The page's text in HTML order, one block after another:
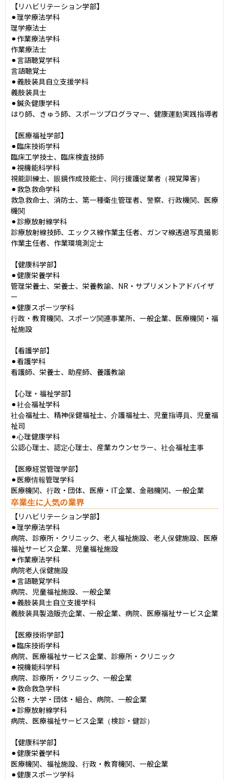
【リハビリテーション学部】
⚫︎理学療法学科
理学療法士
⚫︎作業療法学科
作業療法士
⚫︎言語聴覚学科
言語聴覚士
⚫︎義肢装具自立支援学科
義肢装具士
⚫︎鍼灸健康学科
はり師、きゅう師、スポーツプログラマー、健康運動実践指導者
【医療福祉学部】
⚫︎臨床技術学科
臨床工学技士、臨床検査技師
⚫︎視機能科学科
視能訓練士、眼鏡作成技能士、同行援護従業者（視覚障害）
⚫︎救急救命学科
救急救命士、消防士、第一種衛生管理者、警察、行政機関、医療
機関
⚫︎診療放射線学科
診療放射線技師、エックス線作業主任者、ガンマ線透過写真撮影
作業主任者、作業環境測定士
【健康科学部】
⚫︎健康栄養学科
管理栄養士、栄養士、栄養教諭、NR・サプリメントアドバイザ
ー
⚫︎健康スポーツ学科
行政・教育機関、スポーツ関連事業所、一般企業、医療機関・福
祉施設
【看護学部】
⚫︎看護学科
看護師、栄養士、助産師、養護教諭
【心理・福祉学部】
⚫︎社会福祉学科
社会福祉士、精神保健福祉士、介護福祉士、児童指導員、児童福
祉司
⚫︎心理健康学科
公認心理士、認定心理士、産業カウンセラー、社会福祉主事
【医療経営管理学部】
⚫︎医療情報管理学科
医療機関、行政・団体、医療・IT企業、金融機関、一般企業
卒業生に人気の業界
【リハビリテーション学部】
⚫︎理学療法学科
病院、診療所・クリニック、老人福祉施設、老人保健施設、医療
福祉サービス企業、児童福祉施設
⚫︎作業療法学科
病院老人保健施設
⚫︎言語聴覚学科
病院、児童福祉施設、一般企業
⚫︎義肢装具士自立支援学科
義肢装具製造販売企業、一般企業、病院、医療福祉サービス企業
【医療技術学部】
⚫︎臨床技術学科
病院、医療福祉サービス企業、診療所・クリニック
⚫︎視機能科学科
病院、診療所・クリニック、一般企業
⚫︎救命救急学科
公務・大学・団体・組合、病院、一般企業
⚫︎診療放射線学科
病院、医療福祉サービス企業（検診・健診）
【健康科学部】
⚫︎健康栄養学科
医療機関、福祉施設、行政・教育機関、一般企業
⚫︎健康スポーツ学科